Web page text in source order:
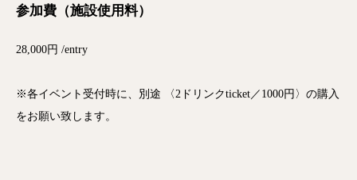
参加費（施設使用料）
28,000円 /entry
※各イベント受付時に、別途 〈2ドリンクticket／1000円〉の購入
をお願い致します。